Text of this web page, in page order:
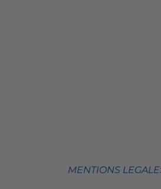
MENTIONS